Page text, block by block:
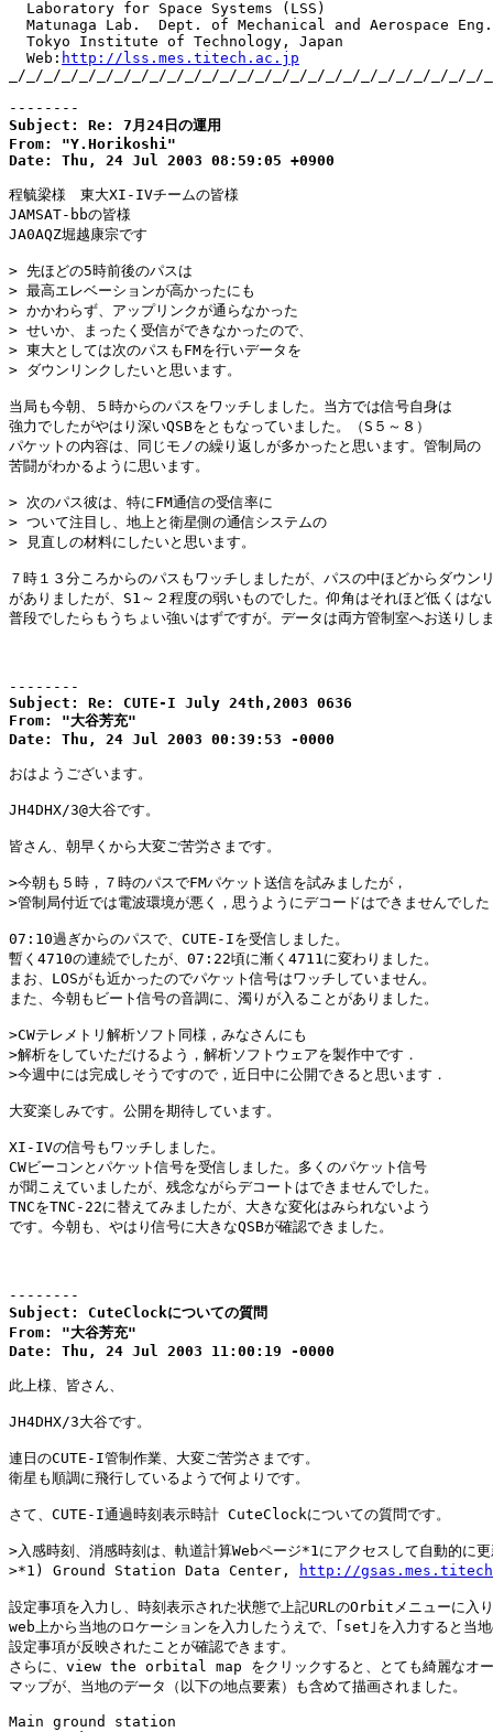
  Laboratory for Space Systems (LSS)
  Matunaga Lab.  Dept. of Mechanical and Aerospace Eng.
  Tokyo Institute of Technology, Japan
  Web:
http://lss.mes.titech.ac.jp
_/_/_/_/_/_/_/_/_/_/_/_/_/_/_/_/_/_/_/_/_/_/_/_/_/_/_/
--------
Subject: Re: 7月24日の運用
From: "Y.Horikoshi"
Date: Thu, 24 Jul 2003 08:59:05 +0900
程毓梁様　東大XI-IVチームの皆様
JAMSAT-bbの皆様
JA0AQZ堀越康宗です
> 先ほどの5時前後のパスは
> 最高エレベーションが高かったにも
> かかわらず、アップリンクが通らなかった
> せいか、まったく受信ができなかったので、
> 東大としては次のパスもFMを行いデータを
> ダウンリンクしたいと思います。
当局も今朝、５時からのパスをワッチしました。当方では信号自身は
強力でしたがやはり深いQSBをともなっていました。（S５～８）
パケットの内容は、同じモノの繰り返しが多かったと思います。管制局の
苦闘がわかるように思います。
> 次のパス彼は、特にFM通信の受信率に
> ついて注目し、地上と衛星側の通信システムの
> 見直しの材料にしたいと思います。
７時１３分ころからのパスもワッチしましたが、パスの中ほどからダウン
がありましたが、S1～２程度の弱いものでした。仰角はそれほど低くはな
普段でしたらもうちょい強いはずですが。データは両方管制室へお送りし
--------
Subject: Re: CUTE-I July 24th,2003 0636
From: "大谷芳充"
Date: Thu, 24 Jul 2003 00:39:53 -0000
おはようございます。
JH4DHX/3@大谷です。
皆さん、朝早くから大変ご苦労さまです。
>今朝も５時，７時のパスでFMパケット送信を試みましたが，
>管制局付近では電波環境が悪く，思うようにデコードはできませんでし
07:10過ぎからのパスで、CUTE-Iを受信しました。
暫く4710の連続でしたが、07:22頃に漸く4711に変わりました。
まお、LOSがも近かったのでパケット信号はワッチしていません。
また、今朝もビート信号の音調に、濁りが入ることがありました。
>CWテレメトリ解析ソフト同様，みなさんにも
>解析をしていただけるよう，解析ソフトウェアを製作中です．
>今週中には完成しそうですので，近日中に公開できると思います．
大変楽しみです。公開を期待しています。
XI-IVの信号もワッチしました。
CWビーコンとパケット信号を受信しました。多くのパケット信号
が聞こえていましたが、残念ながらデコートはできませんでした。
TNCをTNC-22に替えてみましたが、大きな変化はみられないよう
です。今朝も、やはり信号に大きなQSBが確認できました。
--------
Subject: CuteClockについての質問
From: "大谷芳充"
Date: Thu, 24 Jul 2003 11:00:19 -0000
此上様、皆さん、
JH4DHX/3大谷です。
連日のCUTE-I管制作業、大変ご苦労さまです。
衛星も順調に飛行しているようで何よりです。
さて、CUTE-I通過時刻表示時計 CuteClockについての質問です。
>入感時刻、消感時刻は、軌道計算Webページ*1にアクセスして自動的に
>*1) Ground Station Data Center,
http://
設定事項を入力し、時刻表示された状態で上記URLのOrbitメニューに入
web上から当地のロケーションを入力したうえで、｢set｣を入力すると当
設定事項が反映されたことが確認できます。
さらに、view the orbital map をクリックすると、とても綺麗なオー
マップが、当地のデータ（以下の地点要素）も含めて描画されました。
Main ground station